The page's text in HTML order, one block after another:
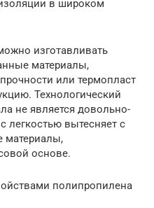
в широком
изготавливать
материалы,
или термопласт
Технологический
не является довольно-
легкостью вытесняет с
материалы,
основе.
полипропилена